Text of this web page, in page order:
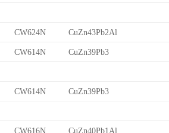
CW624N CuZn43Pb2Al
CW614N CuZn39Pb3
CW614N CuZn39Pb3
CW616N CuZn40Pb1Al